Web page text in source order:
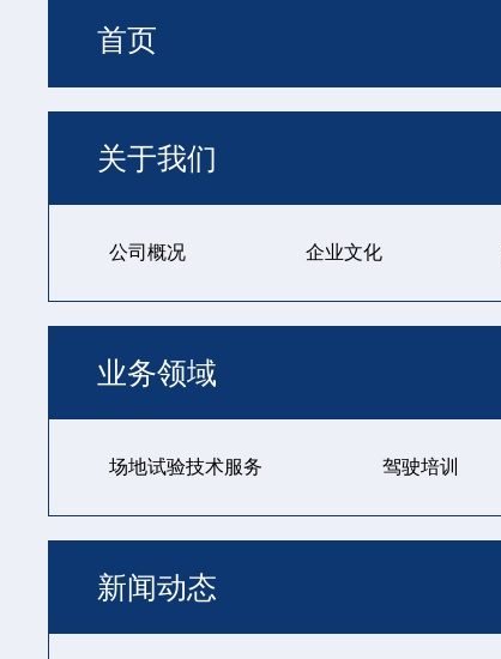
首页
关于我们
公司概况 企业文化
业务领域
场地试验技术服务 驾驶培训
新闻动态